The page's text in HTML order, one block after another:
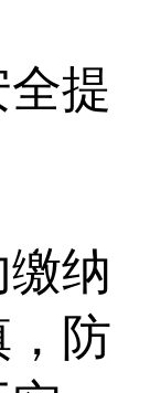
提
纳
防